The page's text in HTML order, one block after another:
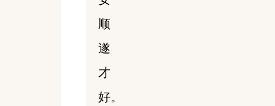
顺
遂
才
好。